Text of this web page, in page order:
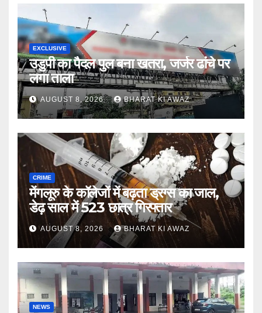
EXCLUSIVE
उडुपी का पैदल पुल बना खतरा, जर्जर ढांचे पर
लगा ताला
AUGUST 8, 2026 BHARAT KI AWAZ
CRIME
मेंगलूरु के कॉलेजों में बढ़ता ड्रग्स का जाल,
डेढ़ साल में 523 छात्र गिरफ्तार
AUGUST 8, 2026 BHARAT KI AWAZ
NEWS